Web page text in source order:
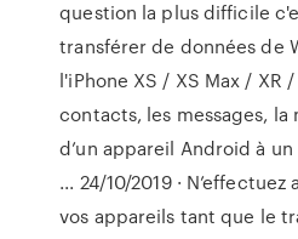
question la plus difficile
transférer de données de
l'iPhone XS / XS Max / XR
contacts, les messages, la
d’un appareil Android à
... 24/10/2019 ·
vos appareils tant que le